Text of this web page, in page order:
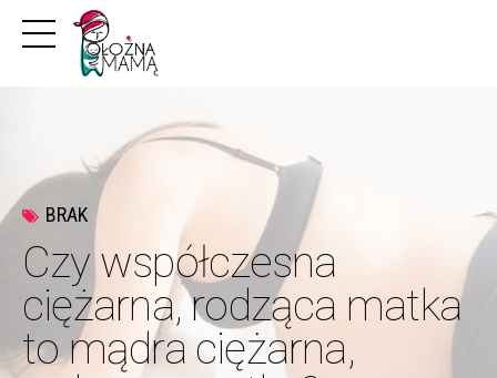
BRAK
Czy współczesna
ciężarna, rodząca matka
to mądra ciężarna,